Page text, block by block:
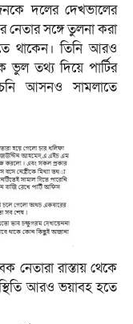
দলের দেখভালের
নেতার সঙ্গে তুলনা করা
থাকেন। তিনি আরও
ভুল তথ্য দিয়ে পার্টির
আসনও সামলাতে
নেতারা রাস্তায় থেকে
আরও ভয়াবহ হতে